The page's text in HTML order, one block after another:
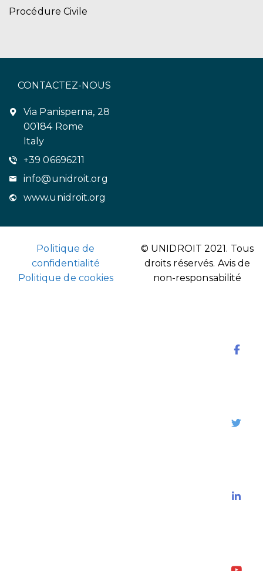
Procédure Civile
CONTACTEZ-NOUS
Via Panisperna, 28
00184 Rome
Italy
+39 06696211
info@unidroit.org
www.unidroit.org
Politique de
confidentialité
Politique de cookies
© UNIDROIT 2021. Tous
droits réservés. Avis de
non-responsabilité